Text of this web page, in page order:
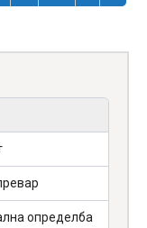
определба